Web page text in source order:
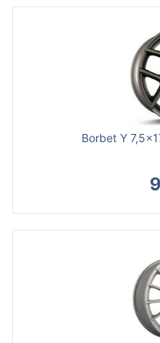
Borbet Y